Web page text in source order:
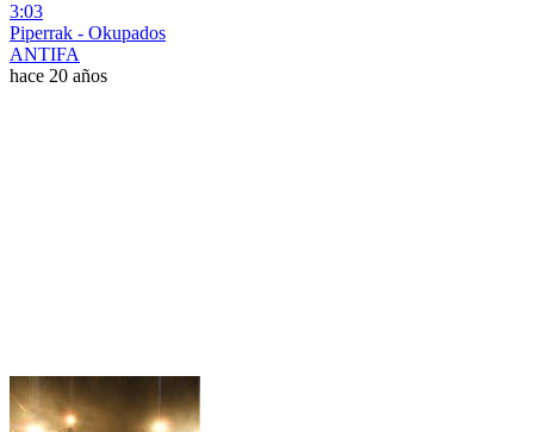
3:03
Piperrak - Okupados
ANTIFA
hace 20 años